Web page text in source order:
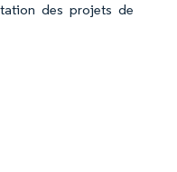
des projets de